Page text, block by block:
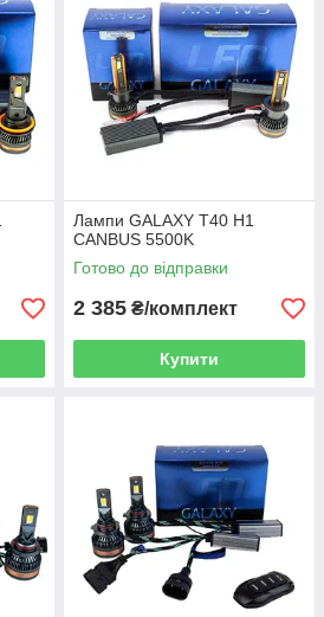
Лампи GALAXY T40 H1
CANBUS 5500K
Готово до відправки
2 385 ₴/комплект
Купити